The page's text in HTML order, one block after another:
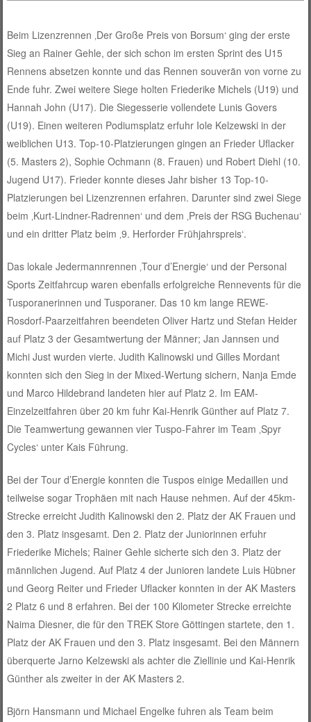
Beim Lizenzrennen ‚Der Große Preis von Borsum‘ ging der erste
Sieg an Rainer Gehle, der sich schon im ersten Sprint des U15
Rennens absetzen konnte und das Rennen souverän von vorne zu
Ende fuhr. Zwei weitere Siege holten Friederike Michels (U19) und
Hannah John (U17). Die Siegesserie vollendete Lunis Govers
(U19). Einen weiteren Podiumsplatz erfuhr Iole Kelzewski in der
weiblichen U13. Top-10-Platzierungen gingen an Frieder Uflacker
(5. Masters 2), Sophie Ochmann (8. Frauen) und Robert Diehl (10.
Jugend U17). Frieder konnte dieses Jahr bisher 13 Top-10-
Platzierungen bei Lizenzrennen erfahren. Darunter sind zwei Siege
beim ‚Kurt-Lindner-Radrennen‘ und dem ‚Preis der RSG Buchenau‘
und ein dritter Platz beim ‚9. Herforder Frühjahrspreis‘.
Das lokale Jedermannrennen ‚Tour d’Energie‘ und der Personal
Sports Zeitfahrcup waren ebenfalls erfolgreiche Rennevents für die
Tusporanerinnen und Tusporaner. Das 10 km lange REWE-
Rosdorf-Paarzeitfahren beendeten Oliver Hartz und Stefan Heider
auf Platz 3 der Gesamtwertung der Männer; Jan Jannsen und
Michi Just wurden vierte. Judith Kalinowski und Gilles Mordant
konnten sich den Sieg in der Mixed-Wertung sichern, Nanja Emde
und Marco Hildebrand landeten hier auf Platz 2. Im EAM-
Einzelzeitfahren über 20 km fuhr Kai-Henrik Günther auf Platz 7.
Die Teamwertung gewannen vier Tuspo-Fahrer im Team ‚Spyr
Cycles‘ unter Kais Führung.
Bei der Tour d’Energie konnten die Tuspos einige Medaillen und
teilweise sogar Trophäen mit nach Hause nehmen. Auf der 45km-
Strecke erreicht Judith Kalinowski den 2. Platz der AK Frauen und
den 3. Platz insgesamt. Den 2. Platz der Juniorinnen erfuhr
Friederike Michels; Rainer Gehle sicherte sich den 3. Platz der
männlichen Jugend. Auf Platz 4 der Junioren landete Luis Hübner
und Georg Reiter und Frieder Uflacker konnten in der AK Masters
2 Platz 6 und 8 erfahren. Bei der 100 Kilometer Strecke erreichte
Naima Diesner, die für den TREK Store Göttingen startete, den 1.
Platz der AK Frauen und den 3. Platz insgesamt. Bei den Männern
überquerte Jarno Kelzewski als achter die Ziellinie und Kai-Henrik
Günther als zweiter in der AK Masters 2.
Björn Hansmann und Michael Engelke fuhren als Team beim